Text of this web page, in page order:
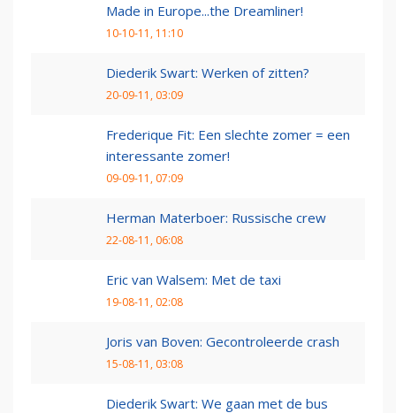
Made in Europe...the Dreamliner!
10-10-11, 11:10
Diederik Swart: Werken of zitten?
20-09-11, 03:09
Frederique Fit: Een slechte zomer = een
interessante zomer!
09-09-11, 07:09
Herman Materboer: Russische crew
22-08-11, 06:08
Eric van Walsem: Met de taxi
19-08-11, 02:08
Joris van Boven: Gecontroleerde crash
15-08-11, 03:08
Diederik Swart: We gaan met de bus